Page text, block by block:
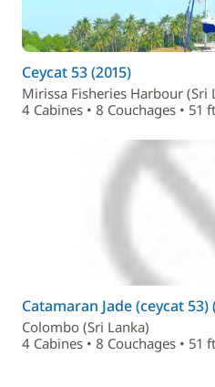
Ceycat 53 (2015)
Mirissa Fisheries Harbour (Sri
4 Cabines • 8 Couchages • 51 ft
Catamaran Jade (ceycat 53)
Colombo (Sri Lanka)
4 Cabines • 8 Couchages • 51 ft